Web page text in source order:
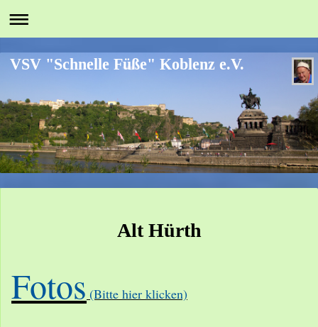
VSV "Schnelle Füße" Koblenz e.V.
Alt Hürth
Fotos (Bitte hier klicken)